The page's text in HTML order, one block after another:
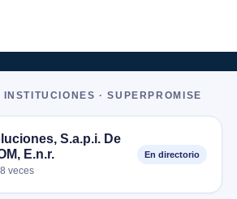
· SUPERPROMISE
S.a.p.i. De
E.n.r.
veces
En directorio